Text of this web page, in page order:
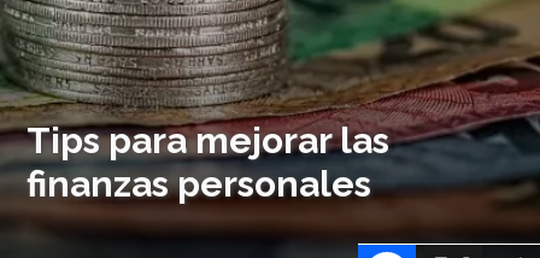
Tips para mejorar las
finanzas personales
X
Facebook